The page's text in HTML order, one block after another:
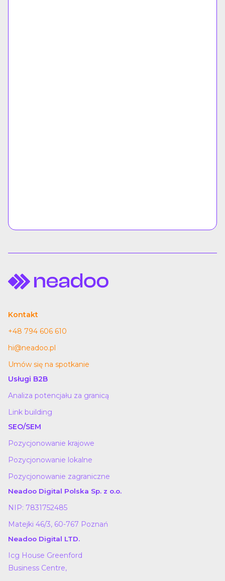
Kontakt
+48 794 606 610
hi@neadoo.pl
Umów się na spotkanie
Usługi B2B
Analiza potencjału za granicą
Link building
SEO/SEM
Pozycjonowanie krajowe
Pozycjonowanie lokalne
Pozycjonowanie zagraniczne
Neadoo Digital Polska Sp. z o.o.
NIP: 7831752485
Matejki 46/3, 60-767 Poznań
Neadoo Digital LTD.
Icg House Greenford
Business Centre,